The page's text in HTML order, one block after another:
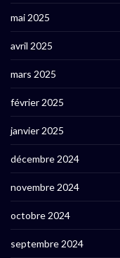
mai 2025
avril 2025
mars 2025
février 2025
janvier 2025
décembre 2024
novembre 2024
octobre 2024
septembre 2024